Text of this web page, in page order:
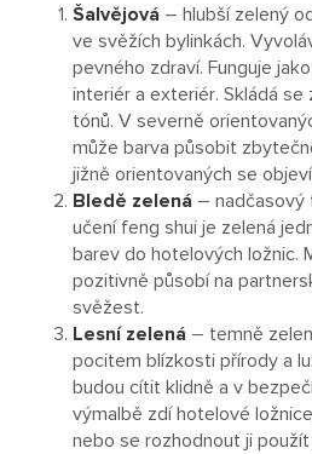
Šalvějová – hlubší zelený
ve svěžích bylinkách.
pevného zdraví. Funguje
interiér a exteriér. Skládá se
tónů. V severně
může barva působit
jižně orientovaných se
Bledě zelená – nadčasový
učení feng shui je zelená
barev do hotelových ložnic.
pozitivně působí na
svěžest.
Lesní zelená – temně
pocitem blízkosti přírody a
budou cítit klidně a v
výmalbě zdí hotelové
nebo se rozhodnout ji